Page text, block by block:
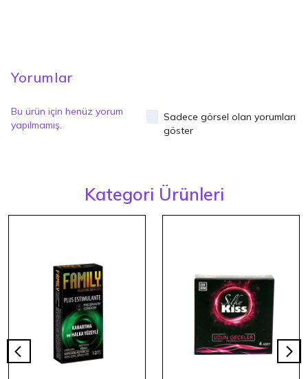
Yorumlar
Bu ürün için henüz yorum
yapılmamış.
Sadece görsel olan yorumları
göster
Kategori Ürünleri